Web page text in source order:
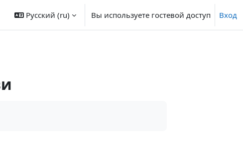
Русский ‎(ru)‎ Вы используете гостевой доступ Вход